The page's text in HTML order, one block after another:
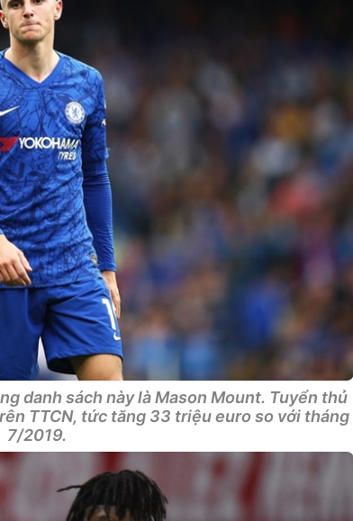
danh sách này là Mason Mount. Tuyển thủ
TTCN, tức tăng 33 triệu euro so với tháng
7/2019.